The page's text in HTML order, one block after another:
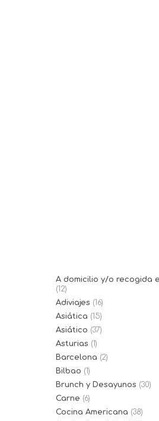
A domicilio y/o recogida
(12)
Adiviajes (16)
Asiática (15)
Asiático (37)
Asturias (1)
Barcelona (2)
Bilbao (1)
Brunch y Desayunos (30)
Carne (6)
Cocina Americana (38)